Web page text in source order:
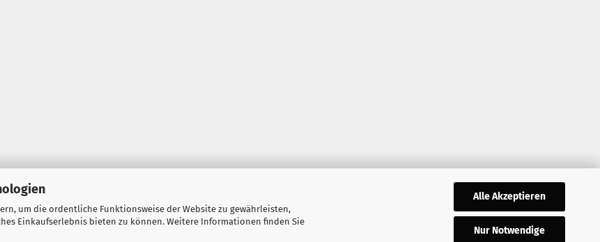
um die ordentliche Funktionsweise der Website zu gewährleisten,
Einkaufserlebnis bieten zu können. Weitere Informationen finden Sie
Alle Akzeptieren
Nur Notwendige